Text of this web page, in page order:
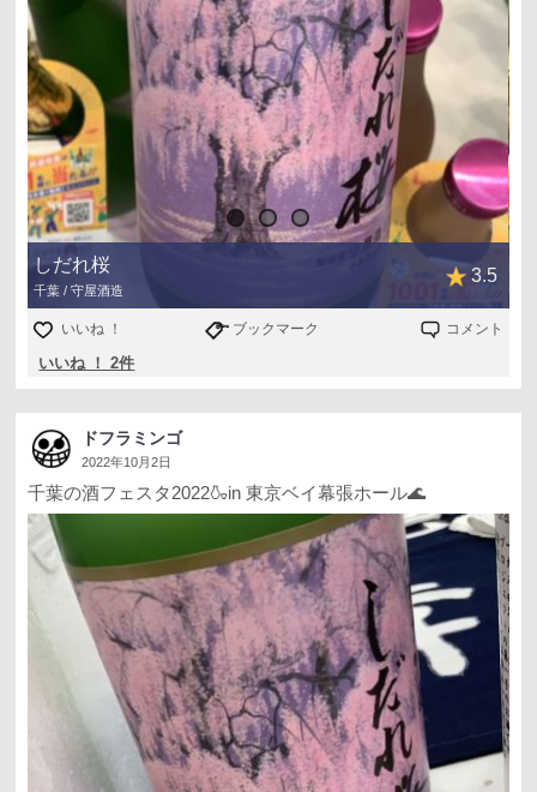
しだれ桜
千葉 / 守屋酒造
3.5
いいね ！ ブックマーク コメント
いいね ！ 2件
ドフラミンゴ
2022年10月2日
千葉の酒フェスタ2022🍶in 東京ベイ幕張ホール🌊